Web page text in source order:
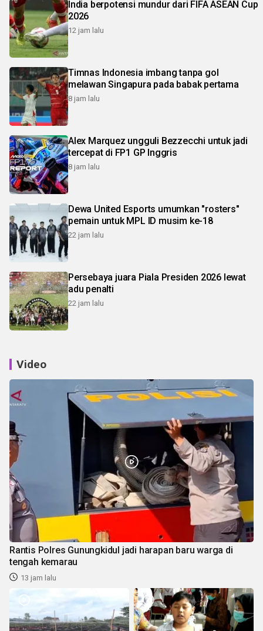
India berpotensi mundur dari FIFA ASEAN Cup
2026
12 jam lalu
Timnas Indonesia imbang tanpa gol
melawan Singapura pada babak pertama
8 jam lalu
Alex Marquez ungguli Bezzecchi untuk jadi
tercepat di FP1 GP Inggris
8 jam lalu
Dewa United Esports umumkan "rosters"
pemain untuk MPL ID musim ke-18
22 jam lalu
Persebaya juara Piala Presiden 2026 lewat
adu penalti
22 jam lalu
Video
Rantis Polres Gunungkidul jadi harapan baru warga di
tengah kemarau
13 jam lalu